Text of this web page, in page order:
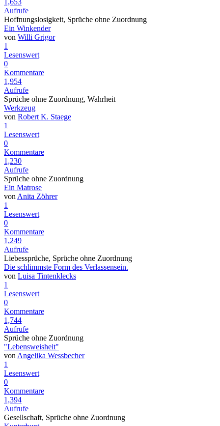
1,653
Aufrufe
Hoffnungslosigkeit, Sprüche ohne Zuordnung
Ein Winkender
von Willi Grigor
1
Lesenswert
0
Kommentare
1,954
Aufrufe
Sprüche ohne Zuordnung, Wahrheit
Werkzeug
von Robert K. Staege
1
Lesenswert
0
Kommentare
1,230
Aufrufe
Sprüche ohne Zuordnung
Ein Matrose
vonAnita Zöhrer
1
Lesenswert
0
Kommentare
1,249
Aufrufe
Liebessprüche, Sprüche ohne Zuordnung
Die schlimmste Form des Verlassensein.
von Luisa Tintenklecks
1
Lesenswert
0
Kommentare
1,744
Aufrufe
Sprüche ohne Zuordnung
"Lebensweisheit"
vonAngelika Wessbecher
1
Lesenswert
0
Kommentare
1,394
Aufrufe
Gesellschaft, Sprüche ohne Zuordnung